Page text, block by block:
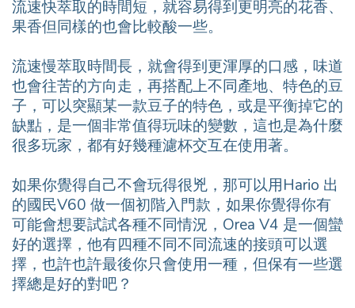
流速快萃取的時間短，就容易得到更明亮的花香、
果香但同樣的也會比較酸一些。
流速慢萃取時間長，就會得到更渾厚的口感，味道
也會往苦的方向走，再搭配上不同產地、特色的豆
子，可以突顯某一款豆子的特色，或是平衡掉它的
缺點，是一個非常值得玩味的變數，這也是為什麼
很多玩家，都有好幾種濾杯交互在使用著。
如果你覺得自己不會玩得很兇，那可以用Hario 出
的國民V60 做一個初階入門款，如果你覺得你有
可能會想要試試各種不同情況，Orea V4 是一個蠻
好的選擇，他有四種不同不同流速的接頭可以選
擇，也許也許最後你只會使用一種，但保有一些選
擇總是好的對吧？